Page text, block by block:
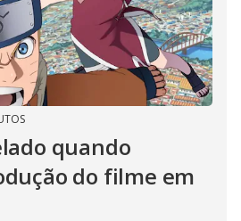
quando
do filme em